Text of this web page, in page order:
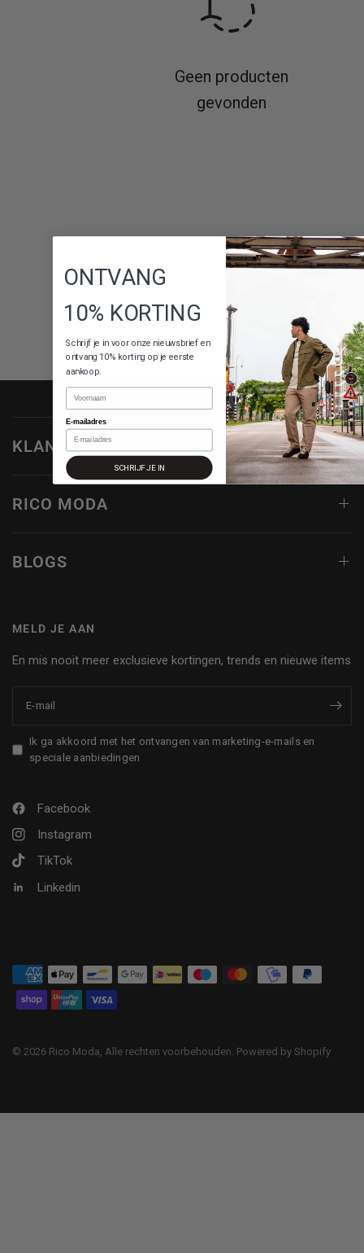
Geen producten
gevonden
KLANTENSERVICE
RICO MODA
BLOGS
MELD JE AAN
En mis nooit meer exclusieve kortingen, trends en nieuwe items
E‑mail
Ik ga akkoord met het ontvangen van marketing-e-mails en
speciale aanbiedingen
Facebook
Instagram
TikTok
Linkedin
© 2026 Rico Moda, Alle rechten voorbehouden. Powered by Shopify
ONTVANG
10% KORTING
Schrijf je in voor onze nieuwsbrief en
ontvang 10% korting op je eerste
aankoop.
Naam
E-mailadres
SCHRIJF JE IN